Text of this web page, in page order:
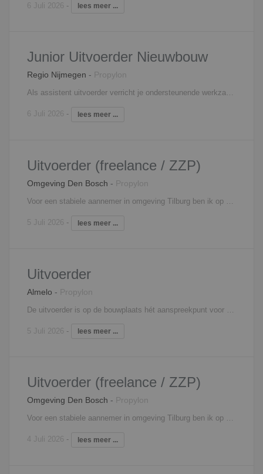
6 Juli 2026 - lees meer ...
Junior Uitvoerder Nieuwbouw
Regio Nijmegen - Propylon
Als assistent uitvoerder verricht je ondersteunende werkzaamheden uit voor de uitvoerder. Samen met de uitvoerder geef je leiding aan het personeel op de bouwplaats van één of meerdere nieuwbouwprojecten. Je verdeelt de werkzaamheden over de ploegen, de onderaannemers en de installateurs. Op kleine projecten bent jij de uitvoerder. Je houdt de veiligheidsvoorzieningen in de gaten en regelt dat alles op tijd af is. Je zorgt ervoor dat de juiste materialen op de juiste tijd op de juiste plaats aanwezig zijn. Je trekt de materialen uit aan de hand van bestekken en na oplevering handel je klachten af binnen de gestelde termijn.
6 Juli 2026 - lees meer ...
Uitvoerder (freelance / ZZP)
Omgeving Den Bosch - Propylon
5 Juli 2026 - lees meer ...
Uitvoerder
Almelo - Propylon
5 Juli 2026 - lees meer ...
Uitvoerder (freelance / ZZP)
Omgeving Den Bosch - Propylon
Voor een stabiele aannemer in omgeving Tilburg ben ik op zoek naar uitvoerders. Het is een ontwikkelende bouwer en ze maken gebruik van modernde technieken. Ze maken hoofdzakelijk projecten in de nieuwbouw. Daarbij kun je denken aan woning- en utiliteitsbouw; Appartementencomplexen, winkels, kantoren, parkeerplaatsen ed. Ze zijn op zoek naar uitvoerders, dit mag loondienst zijn maar ook ZZP is ook een optie. Soort project Dit project bestaat uit meerdere fases. Deze fase bestaat uit meerdere woontorens met diverse koop- en huurappartementen. Daaronder komt er een commerciele plint en een grote parkeerplaats. Duurzaamheid is een belangrijk onderwerp bij dit project. Het ligt op een centrale plek dus je krijgt te maken met logistieke uitdagingen. Functie Voor dit project zoeken ze een ervaren uitvoerder. Je bent verantwoordelijk voor de dagelijkse leiding op het project en zorgt ook voor begeleiding aan medewerkers op de bouw. Je coordineert, lost problemen op en bewaakt planningen. Je draagt de technische en inhoudelijke verantwoordelijkheid, schakelt tussen alle betrokken partijen en bent ook veel buiten op het project. Het liefst heb je aantal jaren ervaring. Zoek je naar een project als assistent uitvoerder? Ook daar zijn mogelijkheden voor bij deze aannemer.
4 Juli 2026 - lees meer ...